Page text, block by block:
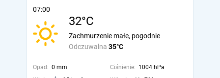
07:00
32°C
Odczuwalna 35°C
Zachmurzenie małe, pogodnie
Opad: 0 mm Ciśnienie: 1004 hPa